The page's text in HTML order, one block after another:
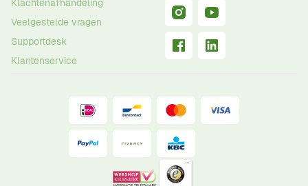
Klachtenafhandeling
Veelgestelde vragen
Supportdesk
Klantenservice